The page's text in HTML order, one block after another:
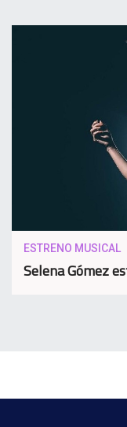
ESTRENO MUSICAL
Selena Gómez